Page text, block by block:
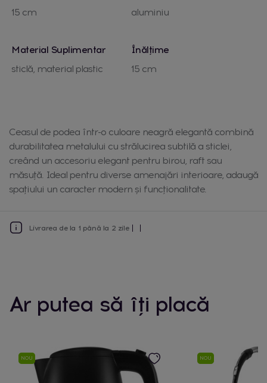
15 cm
aluminiu
Material Suplimentar
sticlă, material plastic
Înălțime
15 cm
Ceasul de podea într-o culoare neagră elegantă combină
durabilitatea metalului cu strălucirea subtilă a sticlei,
creând un accesoriu elegant pentru birou, raft sau
măsuță. Ideal pentru diverse amenajări interioare, adaugă
spațiului un caracter modern și funcționalitate.
Livrarea de la 1 până la 2 zile
Ar putea să îți placă
NOU NOU